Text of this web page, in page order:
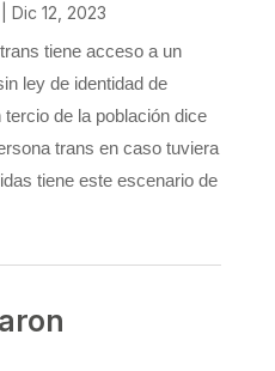
Dic 12, 2023
tiene acceso a un
ley de identidad de
de la población dice
trans en caso tuviera
tiene este escenario de